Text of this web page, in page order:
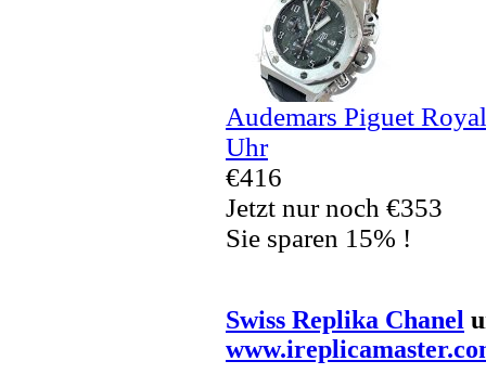
Audemars Piguet
Uhr
€416
Jetzt nur noch €353
Sie sparen 15% !
Swiss Replika Chanel